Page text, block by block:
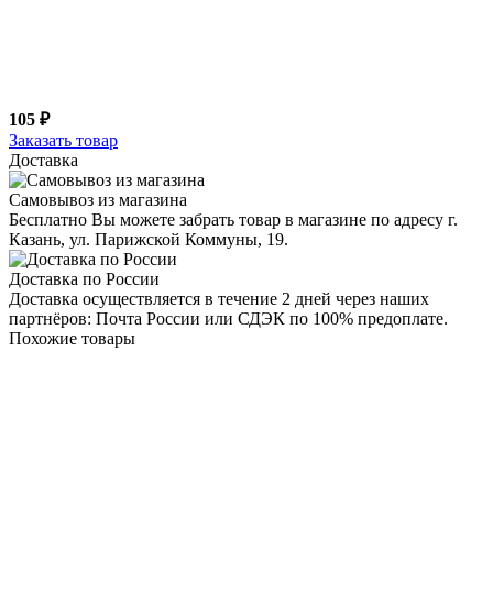
105 ₽
Заказать товар
Доставка
Самовывоз из магазина
Бесплатно Вы можете забрать товар в магазине по адресу г.
Казань, ул. Парижской Коммуны, 19.
Доставка по России
Доставка осуществляется в течение 2 дней через наших
партнёров: Почта России или СДЭК по 100% предоплате.
Похожие товары